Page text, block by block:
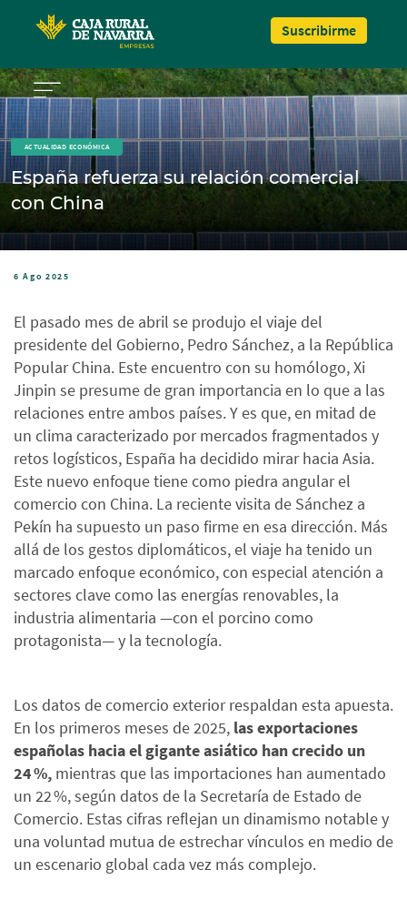
Suscribirme
ACTUALIDAD ECONÓMICA
España refuerza su relación comercial
con China
6 Ago 2025
El pasado mes de abril se produjo el viaje del
presidente del Gobierno, Pedro Sánchez, a la República
Popular China. Este encuentro con su homólogo, Xi
Jinpin se presume de gran importancia en lo que a las
relaciones entre ambos países. Y es que, en mitad de
un clima caracterizado por mercados fragmentados y
retos logísticos, España ha decidido mirar hacia Asia.
Este nuevo enfoque tiene como piedra angular el
comercio con China. La reciente visita de Sánchez a
Pekín ha supuesto un paso firme en esa dirección. Más
allá de los gestos diplomáticos, el viaje ha tenido un
marcado enfoque económico, con especial atención a
sectores clave como las energías renovables, la
industria alimentaria —con el porcino como
protagonista— y la tecnología.
Los datos de comercio exterior respaldan esta apuesta.
En los primeros meses de 2025, las exportaciones
españolas hacia el gigante asiático han crecido un
24 %, mientras que las importaciones han aumentado
un 22 %, según datos de la Secretaría de Estado de
Comercio. Estas cifras reflejan un dinamismo notable y
una voluntad mutua de estrechar vínculos en medio de
un escenario global cada vez más complejo.